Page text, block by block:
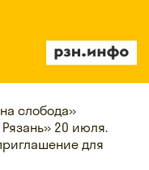
слобода»
20 июля.
для